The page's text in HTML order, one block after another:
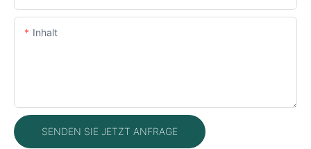
Inhalt
SENDEN SIE JETZT ANFRAGE